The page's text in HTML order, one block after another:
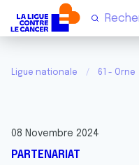
Ligue nationale 61 - Orne
08 Novembre 2024
PARTENARIAT